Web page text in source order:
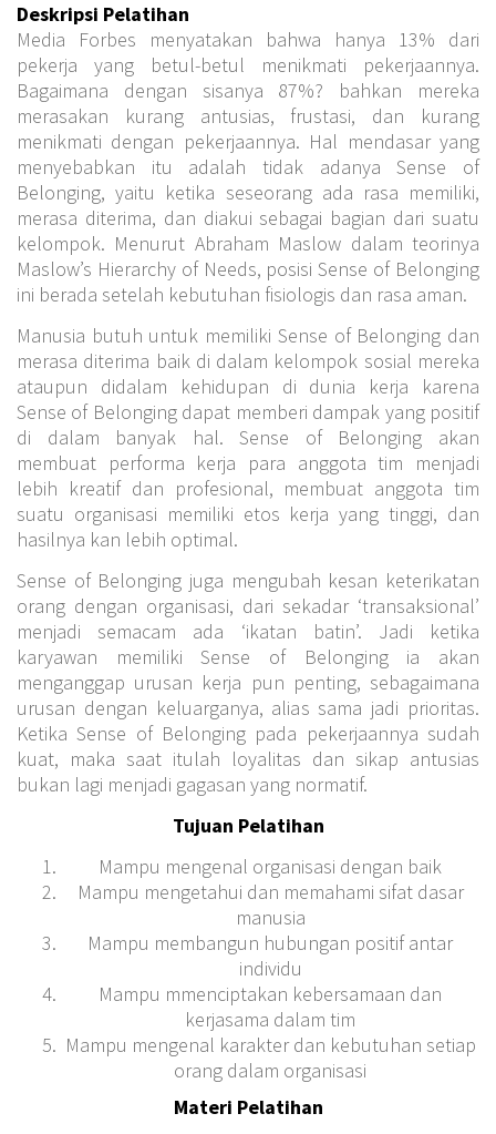
Deskripsi Pelatihan
Media Forbes menyatakan bahwa hanya 13% dari
pekerja yang betul-betul menikmati pekerjaannya.
Bagaimana dengan sisanya 87%? bahkan mereka
merasakan kurang antusias, frustasi, dan kurang
menikmati dengan pekerjaannya. Hal mendasar yang
menyebabkan itu adalah tidak adanya Sense of
Belonging, yaitu ketika seseorang ada rasa memiliki,
merasa diterima, dan diakui sebagai bagian dari suatu
kelompok. Menurut Abraham Maslow dalam teorinya
Maslow’s Hierarchy of Needs, posisi Sense of Belonging
ini berada setelah kebutuhan fisiologis dan rasa aman.
Manusia butuh untuk memiliki Sense of Belonging dan
merasa diterima baik di dalam kelompok sosial mereka
ataupun didalam kehidupan di dunia kerja karena
Sense of Belonging dapat memberi dampak yang positif
di dalam banyak hal. Sense of Belonging akan
membuat performa kerja para anggota tim menjadi
lebih kreatif dan profesional, membuat anggota tim
suatu organisasi memiliki etos kerja yang tinggi, dan
hasilnya kan lebih optimal.
Sense of Belonging juga mengubah kesan keterikatan
orang dengan organisasi, dari sekadar ‘transaksional’
menjadi semacam ada ‘ikatan batin’. Jadi ketika
karyawan memiliki Sense of Belonging ia akan
menganggap urusan kerja pun penting, sebagaimana
urusan dengan keluarganya, alias sama jadi prioritas.
Ketika Sense of Belonging pada pekerjaannya sudah
kuat, maka saat itulah loyalitas dan sikap antusias
bukan lagi menjadi gagasan yang normatif.
Tujuan Pelatihan
Mampu mengenal organisasi dengan baik
Mampu mengetahui dan memahami sifat dasar
manusia
Mampu membangun hubungan positif antar
individu
Mampu mmenciptakan kebersamaan dan
kerjasama dalam tim
Mampu mengenal karakter dan kebutuhan setiap
orang dalam organisasi
Materi Pelatihan